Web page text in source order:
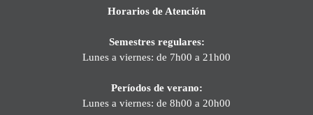
Horarios de Atención
Semestres regulares:
Lunes a viernes: de 7h00 a 21h00
Períodos de verano:
Lunes a viernes: de 8h00 a 20h00